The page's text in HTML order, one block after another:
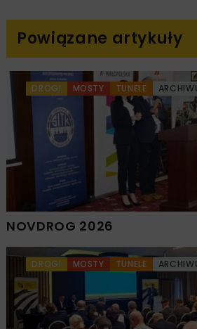
Powiązane artykuły
DROGI MOSTY TUNELE
NOVDROG 2026
DROGI MOSTY TUNELE